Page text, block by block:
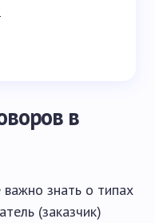
в
важно знать о типах
(заказчик)